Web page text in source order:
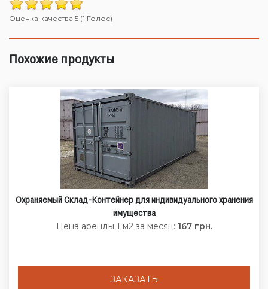
Оценка качества 5 (1 Голос)
Похожие продукты
Охраняемый Склад-Контейнер для индивидуального хранения
имущества
Цена аренды 1 м2 за месяц: 167 грн.
ЗАКАЗАТЬ